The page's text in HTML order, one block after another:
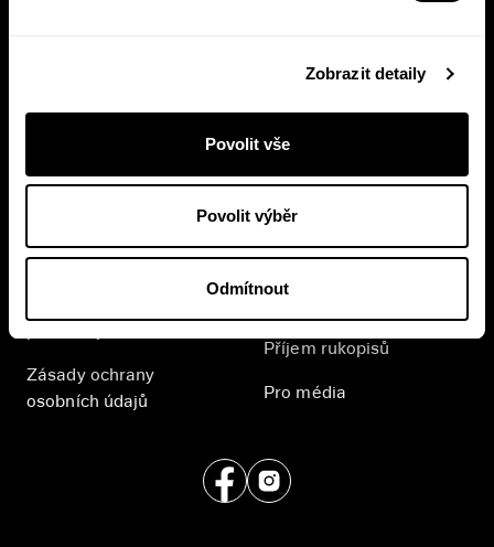
Zobrazit detaily
Povolit vše
Povolit výběr
Odmítnout
Časté dotazy
Zásady ochrany
osobních údajů
Nakladatelství
Kontakt
Příjem rukopisů
Pro média